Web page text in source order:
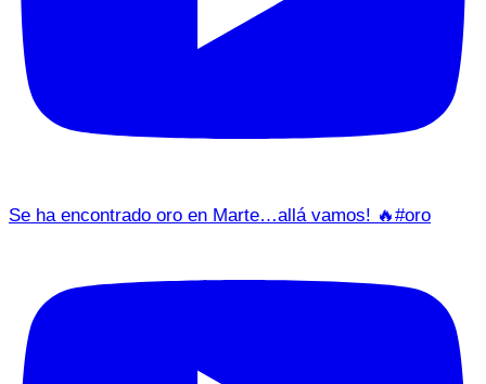
Se ha encontrado oro en Marte…allá vamos! 🔥#oro